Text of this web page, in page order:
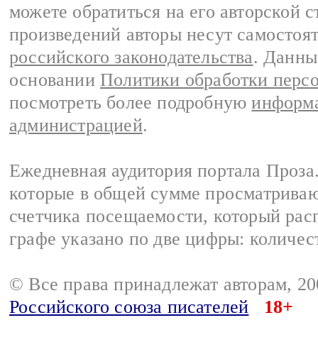
можете обратиться на его авторской
произведений авторы несут
российского законодательства.
основании Политики обработки
посмотреть более подробную
администрацией.
Ежедневная аудитория портала
которые в общей сумме
счетчика посещаемости, который
графе указано по две цифры:
© Все права принадлежат авторам,
Российского союза писателей
18+